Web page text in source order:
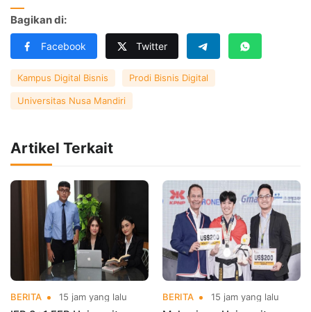
Bagikan di:
Facebook Twitter
Kampus Digital Bisnis Prodi Bisnis Digital
Universitas Nusa Mandiri
Artikel Terkait
BERITA 15 jam yang lalu BERITA 15 jam yang lalu